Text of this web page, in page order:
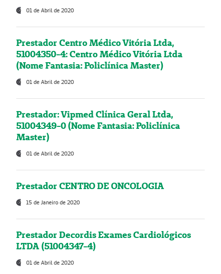
01 de Abril de 2020
Prestador Centro Médico Vitória Ltda,
51004350-4: Centro Médico Vitória Ltda
(Nome Fantasia: Policlínica Master)
01 de Abril de 2020
Prestador: Vipmed Clínica Geral Ltda,
51004349-0 (Nome Fantasia: Policlínica
Master)
01 de Abril de 2020
Prestador CENTRO DE ONCOLOGIA
15 de Janeiro de 2020
Prestador Decordis Exames Cardiológicos
LTDA (51004347-4)
01 de Abril de 2020